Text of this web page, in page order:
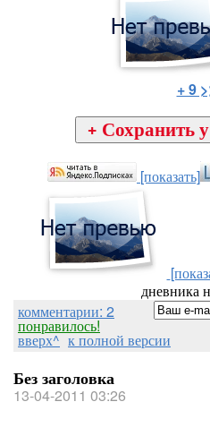
+ 9
[показать]
дневника
комментарии: 2
понравилось!
вверх^ к полной версии
Без заголовка
13-04-2011 03:26